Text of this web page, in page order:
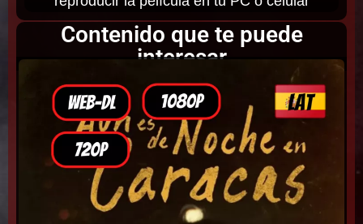
Contenido que te puede
interesar